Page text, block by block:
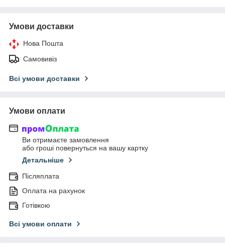
Умови доставки
Нова Пошта
Самовивіз
Всі умови доставки
Умови оплати
Ви отримаєте замовлення
або гроші повернуться на вашу картку
Детальніше
Післяплата
Оплата на рахунок
Готівкою
Всі умови оплати